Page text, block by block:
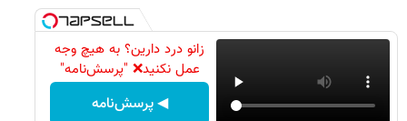
زانو درد دارین؟ به هیچ وجه
عمل نکنید❌ "پرسش‌نامه"
◀ پرسش‌نامه